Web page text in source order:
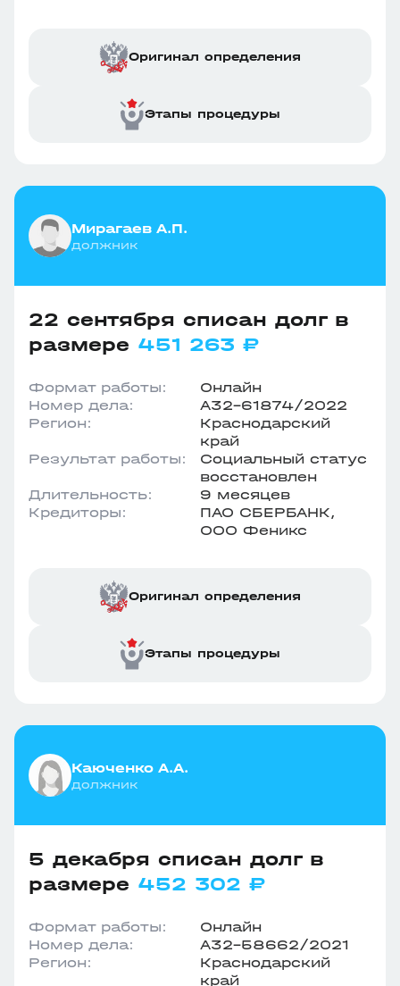
Оригинал определения
Этапы процедуры
Мирагаев А.П.
должник
22 сентября списан долг в
размере 451 263 ₽
Формат работы:
Онлайн
Номер дела:
А32-61874/2022
Регион:
Краснодарский
край
Результат работы:
Социальный статус
восстановлен
Длительность:
9 месяцев
Кредиторы:
ПАО СБЕРБАНК,
ООО Феникс
Оригинал определения
Этапы процедуры
Каюченко А.А.
должник
5 декабря списан долг в
размере 452 302 ₽
Формат работы:
Онлайн
Номер дела:
А32-58662/2021
Регион:
Краснодарский
край